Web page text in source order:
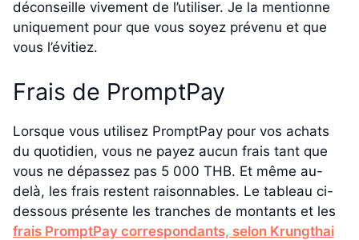
déconseille vivement de l’utiliser. Je la mentionne
uniquement pour que vous soyez prévenu et que
vous l’évitiez.
Frais de PromptPay
Lorsque vous utilisez PromptPay pour vos achats
du quotidien, vous ne payez aucun frais tant que
vous ne dépassez pas 5 000 THB. Et même au-
delà, les frais restent raisonnables. Le tableau ci-
dessous présente les tranches de montants et les
frais PromptPay correspondants, selon Krungthai